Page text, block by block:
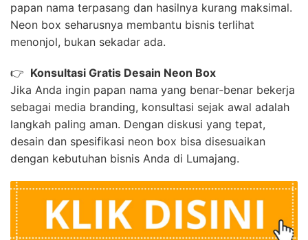
papan nama terpasang dan hasilnya kurang maksimal.
Neon box seharusnya membantu bisnis terlihat
menonjol, bukan sekadar ada.
👉 Konsultasi Gratis Desain Neon Box
Jika Anda ingin papan nama yang benar-benar bekerja
sebagai media branding, konsultasi sejak awal adalah
langkah paling aman. Dengan diskusi yang tepat,
desain dan spesifikasi neon box bisa disesuaikan
dengan kebutuhan bisnis Anda di Lumajang.